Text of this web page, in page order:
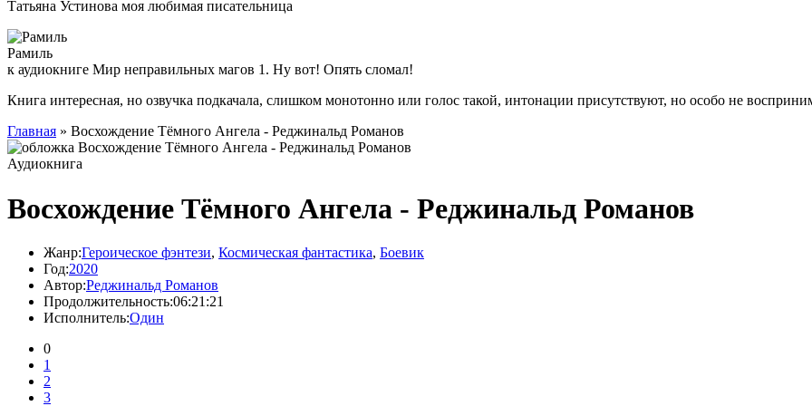
Татьяна Устинова моя любимая писательница
Рамиль
к аудиокниге Мир неправильных магов 1. Ну вот! Опять сломал!
Книга интересная, но озвучка подкачала, слишком монотонно или голос такой, интонации присутствуют, но особо не
Главная » Восхождение Тёмного Ангела - Реджинальд Романов
Аудиокнига
Восхождение Тёмного Ангела - Реджинальд Романов
Жанр:Героическое фэнтези, Космическая фантастика, Боевик
Год:2020
Автор:Реджинальд Романов
Продолжительность:06:21:21
Исполнитель:Один
0
1
2
3